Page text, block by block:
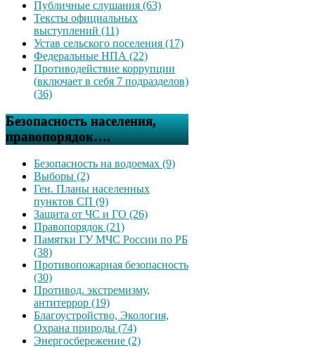
Публичные слушания (63)
Тексты официальных
выступлений (11)
Устав сельского поселения (17)
Федеральные НПА (22)
Противодействие коррупции
(включает в себя 7 подразделов)
(36)
Безопасность населения,
правопорядок….
Безопасность на водоемах (9)
Выборы (2)
Ген. Планы населенных
пунктов СП (9)
Защита от ЧС и ГО (26)
Правопорядок (21)
Памятки ГУ МЧС России по РБ
(38)
Противопожарная безопасность
(30)
Противод. экстремизму,
антитеррор (19)
Благоустройство, Экология,
Охрана природы (74)
Энергосбережение (2)